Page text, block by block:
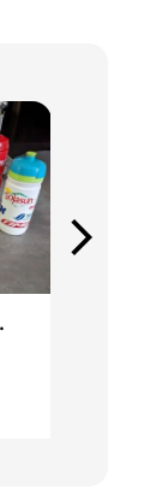
arrow_forward_ios